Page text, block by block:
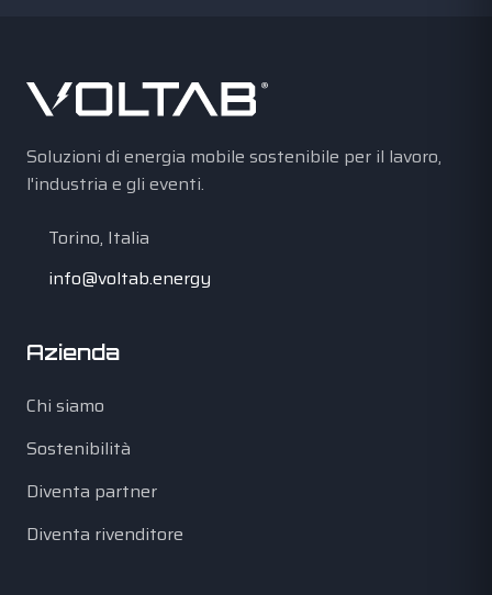
Soluzioni di energia mobile sostenibile per il lavoro,
l'industria e gli eventi.
Torino, Italia
info@voltab.energy
Azienda
Chi siamo
Sostenibilità
Diventa partner
Diventa rivenditore